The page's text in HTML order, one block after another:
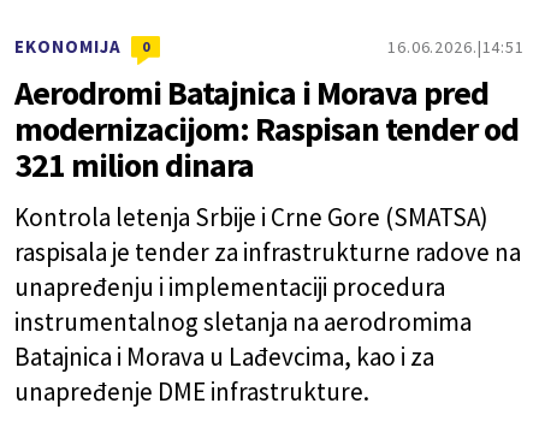
EKONOMIJA 0 16.06.2026. 14:51
Aerodromi Batajnica i Morava pred
modernizacijom: Raspisan tender od
321 milion dinara
Kontrola letenja Srbije i Crne Gore (SMATSA)
raspisala je tender za infrastrukturne radove na
unapređenju i implementaciji procedura
instrumentalnog sletanja na aerodromima
Batajnica i Morava u Lađevcima, kao i za
unapređenje DME infrastrukture.